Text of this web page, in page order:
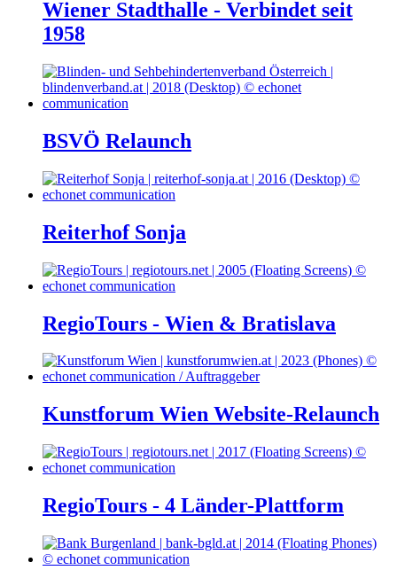
Wiener Stadthalle - Verbindet seit
1958
BSVÖ Relaunch
Reiterhof Sonja
RegioTours - Wien & Bratislava
Kunstforum Wien Website-Relaunch
RegioTours - 4 Länder-Plattform